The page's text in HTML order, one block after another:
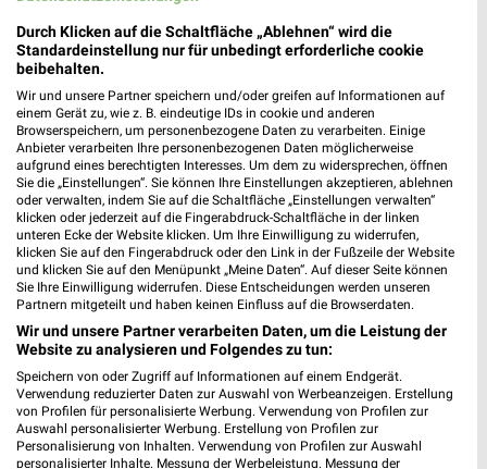
Adresse, Öffnungszeiten und Route für die
Prüfer Immobilien Filiale in Jahnsdorf
Egal ob Adresse, Öffnungszeiten oder Route, hier findest Du
alles zur Prüfer Immobilien Filiale in Jahnsdorf. Die aktuellsten
Angebote kannst Du Dir in den neuesten Prospekten
anschauen. Wenn Du ein schönes Schnäppchen gefunden hast,
kannst Du über die Routen-Funktion den schnellsten Weg zu
Deiner Lieblings-Filiale von Prüfer Immobilien finden.
Möbel & Wohnen Angebote für Jahnsdorf
(Erzgebirge) und Umgebung
12 Prospekte
porta Sconto Möbel
Durch Klicken auf die Schaltfläche „Ablehnen“ wird die
Standardeinstellung nur für unbedingt erforderliche cookie
beibehalten.
Wir und unsere Partner speichern und/oder greifen auf Informationen auf
einem Gerät zu, wie z. B. eindeutige IDs in cookie und anderen
Browserspeichern, um personenbezogene Daten zu verarbeiten. Einige
Anbieter verarbeiten Ihre personenbezogenen Daten möglicherweise
aufgrund eines berechtigten Interesses. Um dem zu widersprechen, öffnen
Sie die „Einstellungen“. Sie können Ihre Einstellungen akzeptieren, ablehnen
oder verwalten, indem Sie auf die Schaltfläche „Einstellungen verwalten“
klicken oder jederzeit auf die Fingerabdruck-Schaltfläche in der linken
unteren Ecke der Website klicken. Um Ihre Einwilligung zu widerrufen,
klicken Sie auf den Fingerabdruck oder den Link in der Fußzeile der Website
und klicken Sie auf den Menüpunkt „Meine Daten“. Auf dieser Seite können
Sie Ihre Einwilligung widerrufen. Diese Entscheidungen werden unseren
Partnern mitgeteilt und haben keinen Einfluss auf die Browserdaten.
Wir und unsere Partner verarbeiten Daten, um die Leistung der
Website zu analysieren und Folgendes zu tun:
Speichern von oder Zugriff auf Informationen auf einem Endgerät.
Verwendung reduzierter Daten zur Auswahl von Werbeanzeigen. Erstellung
von Profilen für personalisierte Werbung. Verwendung von Profilen zur
Auswahl personalisierter Werbung. Erstellung von Profilen zur
Personalisierung von Inhalten. Verwendung von Profilen zur Auswahl
personalisierter Inhalte. Messung der Werbeleistung. Messung der